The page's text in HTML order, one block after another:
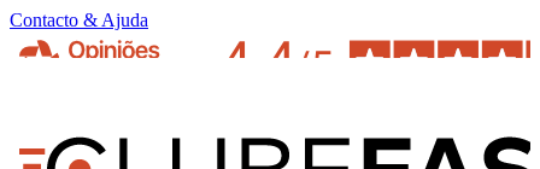
Contacto & Ajuda